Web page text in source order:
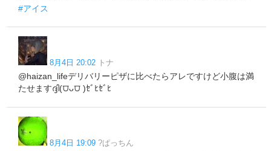
#アイス
8月4日 20:02 トナ
@haizan_lifeデリバリーピザに比べたらアレですけど小腹は満
たせますദ്ദി(⩌ᴗ⩌ )ｾﾞﾋｾﾞﾋ
8月4日 19:09 ?ぱっちん